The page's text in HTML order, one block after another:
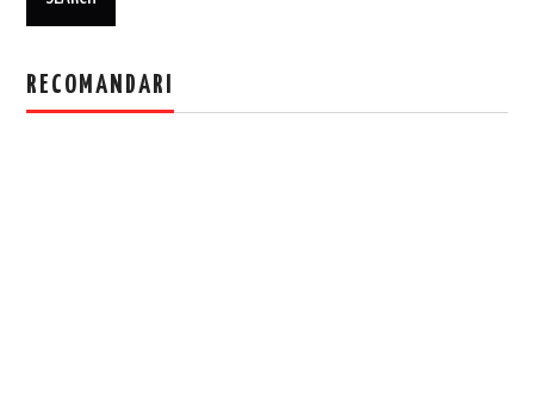
RECOMANDARI